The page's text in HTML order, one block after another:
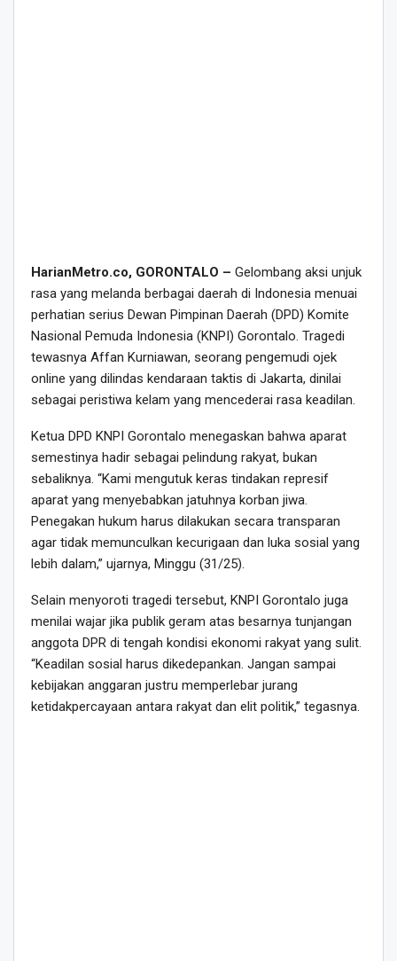
HarianMetro.co, GORONTALO – Gelombang aksi unjuk
rasa yang melanda berbagai daerah di Indonesia menuai
perhatian serius Dewan Pimpinan Daerah (DPD) Komite
Nasional Pemuda Indonesia (KNPI) Gorontalo. Tragedi
tewasnya Affan Kurniawan, seorang pengemudi ojek
online yang dilindas kendaraan taktis di Jakarta, dinilai
sebagai peristiwa kelam yang mencederai rasa keadilan.
Ketua DPD KNPI Gorontalo menegaskan bahwa aparat
semestinya hadir sebagai pelindung rakyat, bukan
sebaliknya. “Kami mengutuk keras tindakan represif
aparat yang menyebabkan jatuhnya korban jiwa.
Penegakan hukum harus dilakukan secara transparan
agar tidak memunculkan kecurigaan dan luka sosial yang
lebih dalam,” ujarnya, Minggu (31/25).
Selain menyoroti tragedi tersebut, KNPI Gorontalo juga
menilai wajar jika publik geram atas besarnya tunjangan
anggota DPR di tengah kondisi ekonomi rakyat yang sulit.
“Keadilan sosial harus dikedepankan. Jangan sampai
kebijakan anggaran justru memperlebar jurang
ketidakpercayaan antara rakyat dan elit politik,” tegasnya.